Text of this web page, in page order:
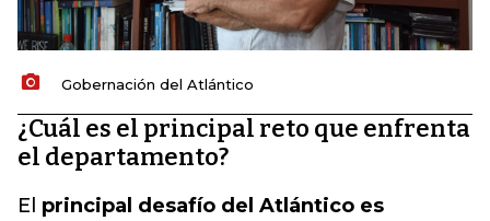
Gobernación del Atlántico
¿Cuál es el principal reto que enfrenta
el departamento?
El principal desafío del Atlántico es